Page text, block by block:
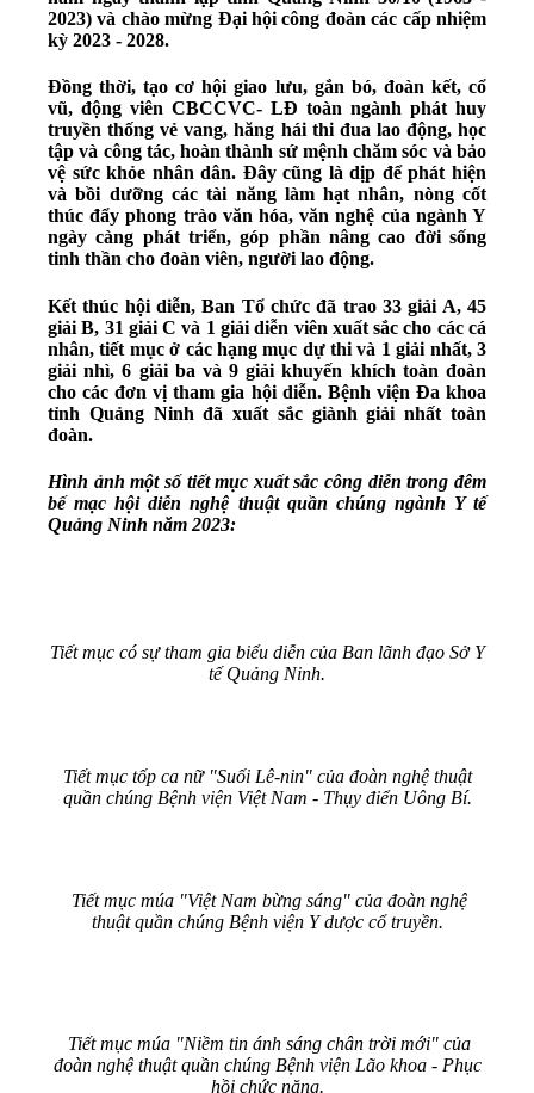
2023) và chào mừng Đại hội công đoàn các cấp nhiệm
kỳ 2023 - 2028.
Đồng thời, tạo cơ hội giao lưu, gắn bó, đoàn kết, cổ
vũ, động viên CBCCVC- LĐ toàn ngành phát huy
truyền thống vẻ vang, hăng hái thi đua lao động, học
tập và công tác, hoàn thành sứ mệnh chăm sóc và bảo
vệ sức khỏe nhân dân. Đây cũng là dịp để phát hiện
và bồi dưỡng các tài năng làm hạt nhân, nòng cốt
thúc đẩy phong trào văn hóa, văn nghệ của ngành Y
ngày càng phát triển, góp phần nâng cao đời sống
tinh thần cho đoàn viên, người lao động.
Kết thúc hội diễn, Ban Tổ chức đã trao 33 giải A, 45
giải B, 31 giải C và 1 giải diễn viên xuất sắc cho các cá
nhân, tiết mục ở các hạng mục dự thi và 1 giải nhất, 3
giải nhì, 6 giải ba và 9 giải khuyến khích toàn đoàn
cho các đơn vị tham gia hội diễn. Bệnh viện Đa khoa
tỉnh Quảng Ninh đã xuất sắc giành giải nhất toàn
đoàn.
Hình ảnh một số tiết mục xuất sắc công diễn trong đêm
bế mạc hội diễn nghệ thuật quần chúng ngành Y tế
Quảng Ninh năm 2023:
Tiết mục có sự tham gia biểu diễn của Ban lãnh đạo Sở Y
tế Quảng Ninh.
Tiết mục tốp ca nữ "Suối Lê-nin" của đoàn nghệ thuật
quần chúng Bệnh viện Việt Nam - Thụy điển Uông Bí.
Tiết mục múa "Việt Nam bừng sáng" của đoàn nghệ
thuật quần chúng Bệnh viện Y dược cổ truyền.
Tiết mục múa "Niềm tin ánh sáng chân trời mới" của
đoàn nghệ thuật quần chúng Bệnh viện Lão khoa - Phục
hồi chức năng.